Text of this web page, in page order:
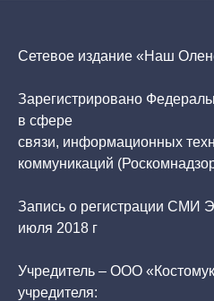
Сетевое издание «Наш
Зарегистрировано
в сфере
связи, информационных
коммуникаций
Запись о регистрации СМИ
июля 2018 г
Учредитель – ООО
учредителя: